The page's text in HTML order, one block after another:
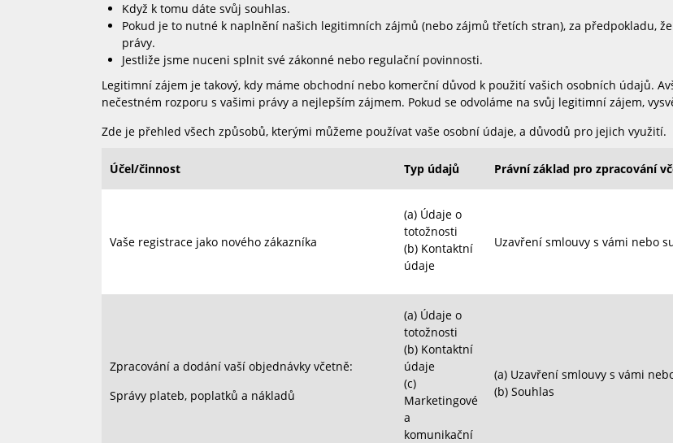
Když k tomu dáte svůj souhlas.
Pokud je to nutné k naplnění našich legitimních zájmů (nebo zájmů třetích stran), za předpokladu,
právy.
Jestliže jsme nuceni splnit své zákonné nebo regulační povinnosti.
Legitimní zájem je takový, kdy máme obchodní nebo komerční důvod k použití vašich osobních údajů.
nečestném rozporu s vašimi právy a nejlepším zájmem. Pokud se odvoláme na svůj legitimní zájem,
Zde je přehled všech způsobů, kterými můžeme používat vaše osobní údaje, a důvodů pro jejich využití.
Účel/činnost Typ údajů Právní základ pro zpracování
Vaše registrace jako nového zákazníka
(a) Údaje o
totožnosti
(b) Kontaktní
údaje
Uzavření smlouvy s vámi nebo
Zpracování a dodání vaší objednávky včetně:
Správy plateb, poplatků a nákladů
(a) Údaje o
totožnosti
(b) Kontaktní
údaje
(c)
Marketingové
a
komunikační
(a) Uzavření smlouvy s vámi
(b) Souhlas